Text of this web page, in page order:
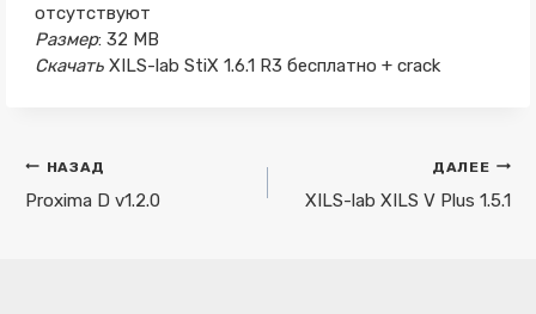
отсутствуют
Размер: 32 MB
Скачать XILS-lab StiX 1.6.1 R3 бесплатно + crack
Навигация
по
НАЗАД
Proxima D v1.2.0
ДАЛЕЕ
XILS-lab XILS V Plus 1.5.1